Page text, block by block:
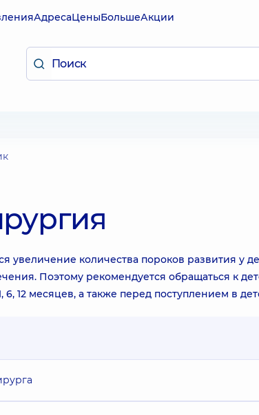
АдресаЦеныБольшеАкции
увеличение количества пороков развития у
Поэтому рекомендуется обращаться к
6, 12 месяцев, а также перед поступлением в